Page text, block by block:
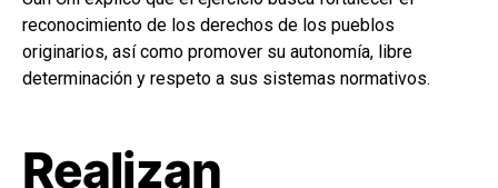
reconocimiento de los derechos de los pueblos
originarios, así como promover su autonomía, libre
determinación y respeto a sus sistemas normativos.
Realizan